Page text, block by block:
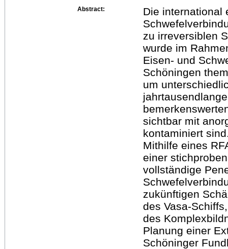
Abstract:
Die international
zu irreversiblen
wurde im
Eisen- und
Schöningen
um
sichtbar mit
kontaminiert
Mithilfe eines
einer
vollständige
zukünftigen
des Vasa-
des
Planung einer
Schöninger